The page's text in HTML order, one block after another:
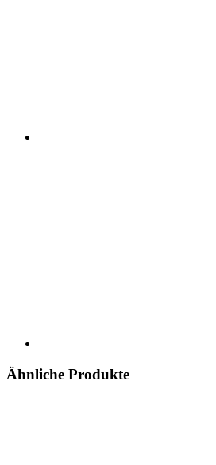
Ähnliche Produkte